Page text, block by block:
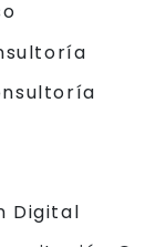
Digital